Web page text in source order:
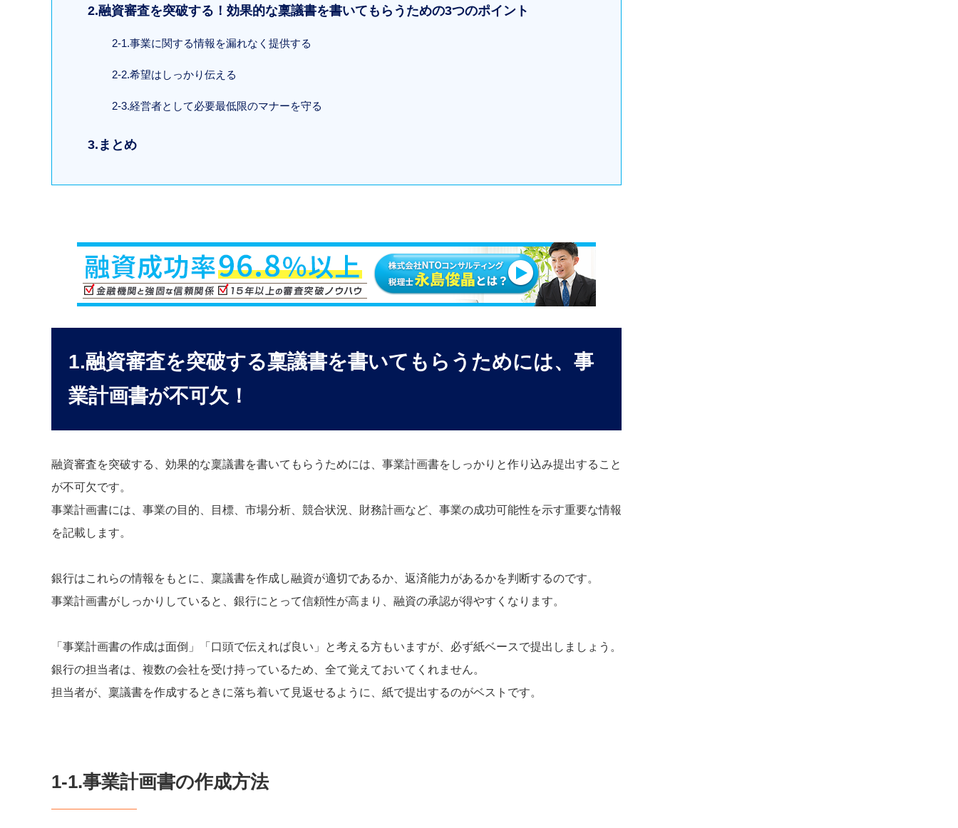
2.融資審査を突破する！効果的な稟議書を書いてもらうための3つのポイント
2-1.事業に関する情報を漏れなく提供する
2-2.希望はしっかり伝える
2-3.経営者として必要最低限のマナーを守る
3.まとめ
1.融資審査を突破する稟議書を書いてもらうためには、事
業計画書が不可欠！
融資審査を突破する、効果的な稟議書を書いてもらうためには、事業計画書をしっかりと作り込み提出すること
が不可欠です。
事業計画書には、事業の目的、目標、市場分析、競合状況、財務計画など、事業の成功可能性を示す重要な情報
を記載します。
銀行はこれらの情報をもとに、稟議書を作成し融資が適切であるか、返済能力があるかを判断するのです。
事業計画書がしっかりしていると、銀行にとって信頼性が高まり、融資の承認が得やすくなります。
「事業計画書の作成は面倒」「口頭で伝えれば良い」と考える方もいますが、必ず紙ベースで提出しましょう。
銀行の担当者は、複数の会社を受け持っているため、全て覚えておいてくれません。
担当者が、稟議書を作成するときに落ち着いて見返せるように、紙で提出するのがベストです。
1-1.事業計画書の作成方法